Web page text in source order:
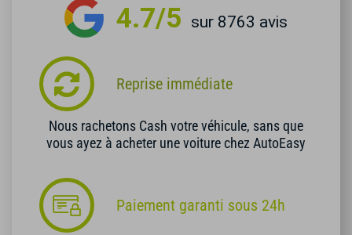
4.7/5 sur 8763 avis
Reprise immédiate
Nous rachetons Cash votre véhicule, sans que
vous ayez à acheter une voiture chez AutoEasy
Paiement garanti sous 24h